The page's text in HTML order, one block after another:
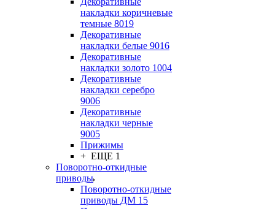
накладки коричневые
темные 8019
Декоративные
накладки белые 9016
Декоративные
накладки золото 1004
Декоративные
накладки серебро
9006
Декоративные
накладки черные
9005
Прижимы
+ ЕЩЕ 1
Поворотно-откидные
приводы
Поворотно-откидные
приводы ДМ 15